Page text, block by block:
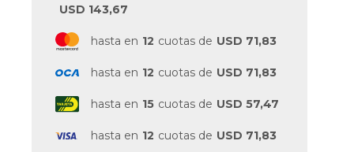
USD 143,67
hasta en 12 cuotas de USD 71,83
hasta en 12 cuotas de USD 71,83
hasta en 15 cuotas de USD 57,47
hasta en 12 cuotas de USD 71,83